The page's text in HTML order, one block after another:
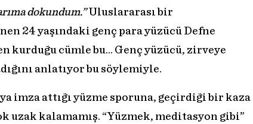
dokundum.”Uluslararası bir
24 yaşındaki genç para yüzücü Defne
kurduğu cümle bu… Genç yüzücü, zirveye
anlatıyor bu söylemiyle.
imza attığı yüzme sporuna, geçirdiği bir kaza
uzak kalamamış. “Yüzmek, meditasyon gibi”